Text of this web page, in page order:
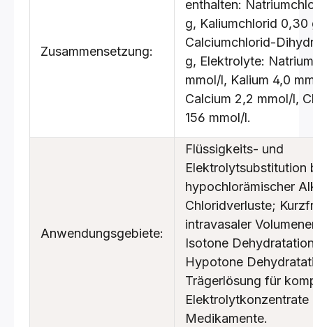
Zusammensetzung:
enthalten:
g, Kaliumchlorid 0,30
Calciumchlorid-
g, Elektrolyte:
mmol/l, Kalium 4,0
Calcium 2,2 mmol/l,
156 mmol/l.
Anwendungsgebiete:
Flüssigkeits- und
Elektrolytsubstitution
hypochlorämischer
Chloridverluste;
intravasaler
Isotone
Hypotone
Trägerlösung für
Elektrolytkonzentrate
Medikamente.